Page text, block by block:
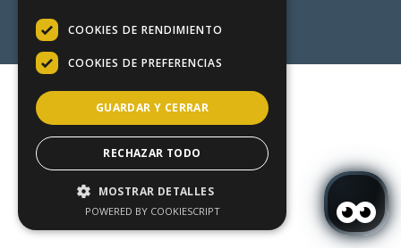
By Roomtability
COOKIES DE RENDIMIENTO
COOKIES DE PREFERENCIAS
GUARDAR Y CERRAR
RECHAZAR TODO
MOSTRAR DETALLES
POWERED BY COOKIESCRIPT